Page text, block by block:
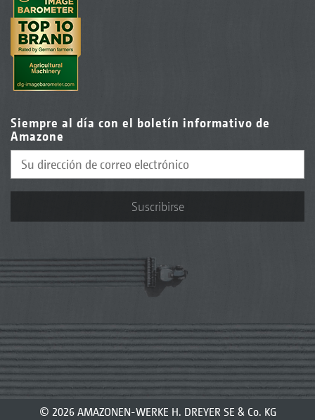
Siempre al día con el boletín informativo de
Amazone
Suscribirse
© 2026 AMAZONEN-WERKE H. DREYER SE & Co. KG